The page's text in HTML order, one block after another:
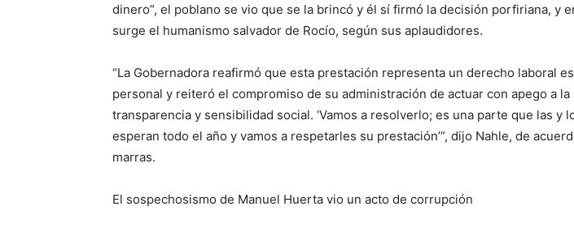
dinero”, el poblano se vio que se la brincó y él sí firmó la decisión porfiriana, y
surge el humanismo salvador de Rocío, según sus aplaudidores.
“La Gobernadora reafirmó que esta prestación representa un derecho laboral
personal y reiteró el compromiso de su administración de actuar con apego a la
transparencia y sensibilidad social. ‘Vamos a resolverlo; es una parte que las y
esperan todo el año y vamos a respetarles su prestación’”, dijo Nahle, de
marras.
El sospechosismo de Manuel Huerta vio un acto de corrupción